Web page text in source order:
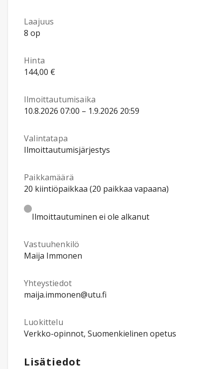
Laajuus
8 op
Hinta
144,00 €
Ilmoittautumisaika
10.8.2026 07:00 – 1.9.2026 20:59
Valintatapa
Ilmoittautumisjärjestys
Paikkamäärä
20 kiintiöpaikkaa (20 paikkaa vapaana)
Ilmoittautuminen ei ole alkanut
Vastuuhenkilö
Maija Immonen
Yhteystiedot
maija.immonen@utu.fi
Luokittelu
Verkko-opinnot, Suomenkielinen opetus
Lisätiedot